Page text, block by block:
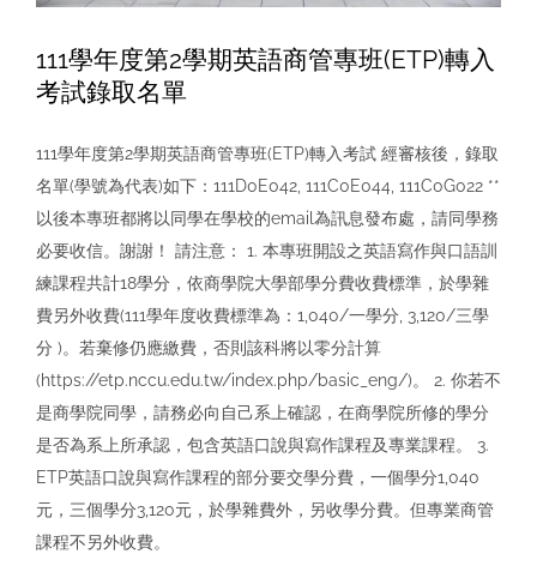
說
111學年度第2學期英語商管專班(ETP)轉入
考試錄取名單
111學年度第2學期英語商管專班(ETP)轉入考試 經審核後，錄取
名單(學號為代表)如下：111D0E042, 111C0E044, 111C0G022 **
以後本專班都將以同學在學校的email為訊息發布處，請同學務
必要收信。謝謝！ 請注意： 1. 本專班開設之英語寫作與口語訓
練課程共計18學分，依商學院大學部學分費收費標準，於學雜
費另外收費(111學年度收費標準為：1,040/一學分, 3,120/三學
分 )。若棄修仍應繳費，否則該科將以零分計算
(https://etp.nccu.edu.tw/index.php/basic_eng/)。 2. 你若不
是商學院同學，請務必向自己系上確認，在商學院所修的學分
是否為系上所承認，包含英語口說與寫作課程及專業課程。 3.
ETP英語口說與寫作課程的部分要交學分費，一個學分1,040
元，三個學分3,120元，於學雜費外，另收學分費。但專業商管
課程不另外收費。